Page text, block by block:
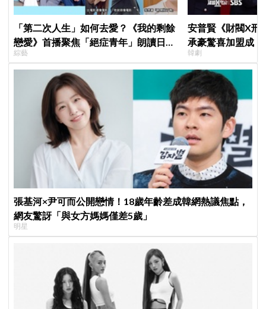
「第二次人生」如何去愛？《我的剩餘
戀愛》首播聚焦「絕症青年」朗讀日記
全場淚崩，初見面竟「撞見舊識」！
綜藝
安普賢《財閥X刑
承豪驚喜加盟成
曝：太有存在感
韓劇
張基河×尹可而公開戀情！18歲年齡差成韓網熱議焦點，
網友驚訝「與女方媽媽僅差5歲」
明星